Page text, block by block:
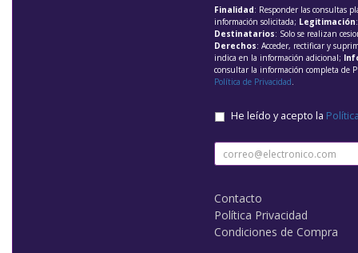
Finalidad: Responder las consultas
información solicitada; Legitimación
Destinatarios: Solo se realizan
Derechos: Acceder, rectificar y
indica en la información adicional;
consultar la información completa de
Política de Privacidad.
He leído y acepto la
Contacto
Política Privacidad
Condiciones de Compra